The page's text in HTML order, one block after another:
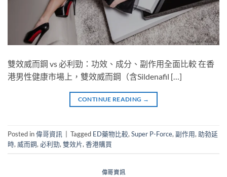
雙效威而鋼 vs 必利勁：功效、成分、副作用全面比較 在香
港男性健康市場上，雙效威而鋼（含Sildenafil […]
CONTINUE READING →
Posted in偉哥資訊 Tagged ED藥物比較,Super P-Force,副作用,助勃延
時, 威而鋼,必利勁,雙效片,香港購買
偉哥資訊